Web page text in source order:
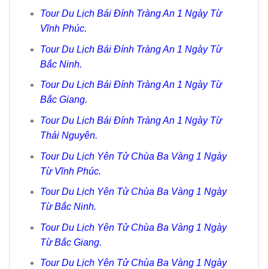
Tour Du Lịch Bái Đính Tràng An 1 Ngày Từ
Vĩnh Phúc.
Tour Du Lịch Bái Đính Tràng An 1 Ngày Từ
Bắc Ninh.
Tour Du Lịch Bái Đính Tràng An 1 Ngày Từ
Bắc Giang.
Tour Du Lịch Bái Đính Tràng An 1 Ngày Từ
Thái Nguyên.
Tour Du Lịch Yên Tử Chùa Ba Vàng 1 Ngày
Từ Vĩnh Phúc.
Tour Du Lịch Yên Tử Chùa Ba Vàng 1 Ngày
Từ Bắc Ninh.
Tour Du Lịch Yên Tử Chùa Ba Vàng 1 Ngày
Từ Bắc Giang.
Tour Du Lịch Yên Tử Chùa Ba Vàng 1 Ngày